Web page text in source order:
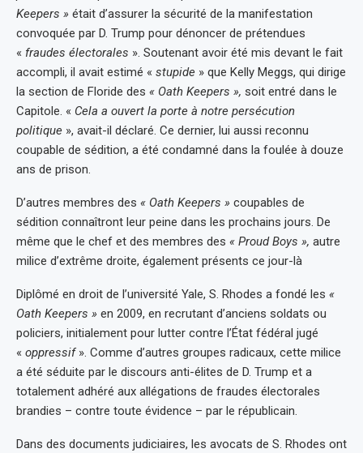
Keepers » était d’assurer la sécurité de la manifestation
convoquée par D. Trump pour dénoncer de prétendues
« fraudes électorales ». Soutenant avoir été mis devant le fait
accompli, il avait estimé « stupide » que Kelly Meggs, qui dirige
la section de Floride des « Oath Keepers », soit entré dans le
Capitole. « Cela a ouvert la porte à notre persécution
politique », avait-il déclaré. Ce dernier, lui aussi reconnu
coupable de sédition, a été condamné dans la foulée à douze
ans de prison.
D’autres membres des « Oath Keepers » coupables de
sédition connaîtront leur peine dans les prochains jours. De
même que le chef et des membres des « Proud Boys », autre
milice d’extrême droite, également présents ce jour-là
Diplômé en droit de l’université Yale, S. Rhodes a fondé les «
Oath Keepers » en 2009, en recrutant d’anciens soldats ou
policiers, initialement pour lutter contre l’État fédéral jugé
« oppressif». Comme d’autres groupes radicaux, cette milice
a été séduite par le discours anti-élites de D. Trump et a
totalement adhéré aux allégations de fraudes électorales
brandies – contre toute évidence – par le républicain.
Dans des documents judiciaires, les avocats de S. Rhodes ont